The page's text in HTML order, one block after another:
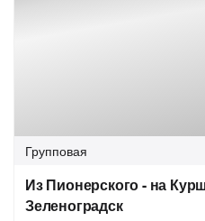
Групповая
Из Пионерского - на
Зеленоградск